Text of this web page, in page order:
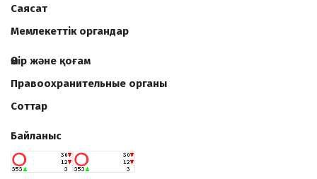
Саясат
Мемлекеттік органдар
Өмір және қоғам
Правоохранительные органы
Соттар
Байланыс